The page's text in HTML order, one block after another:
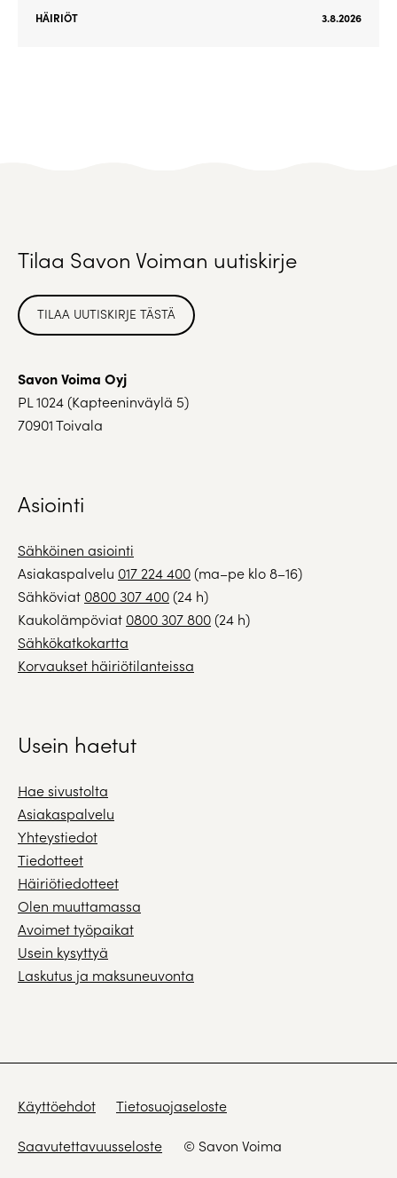
HÄIRIÖT 3.8.2026
Tilaa Savon Voiman uutiskirje
TILAA UUTISKIRJE TÄSTÄ
Savon Voima Oyj
PL 1024 (Kapteeninväylä 5)
70901 Toivala
Asiointi
Sähköinen asiointi
Asiakaspalvelu 017 224 400(ma–pe klo 8–16)
Sähköviat 0800 307 400(24 h)
Kaukolämpöviat 0800 307 800(24 h)
Sähkökatkokartta
Korvaukset häiriötilanteissa
Usein haetut
Hae sivustolta
Asiakaspalvelu
Yhteystiedot
Tiedotteet
Häiriötiedotteet
Olen muuttamassa
Avoimet työpaikat
Usein kysyttyä
Laskutus ja maksuneuvonta
Käyttöehdot Tietosuojaseloste
Saavutettavuusseloste © Savon Voima